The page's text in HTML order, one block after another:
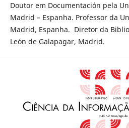
Doutor em Documentación pela
Madrid – Espanha. Professor da
Madrid, Espanha. Diretor da
León de Galapagar, Madrid.